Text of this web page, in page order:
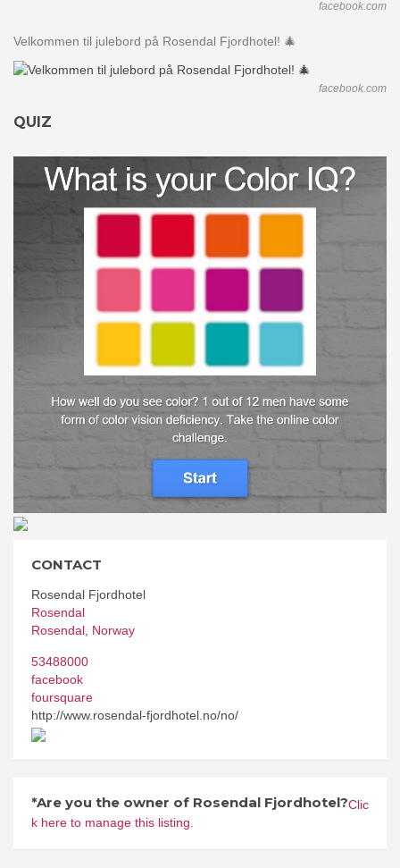
facebook.com
Velkommen til julebord på Rosendal Fjordhotel! 🎄
facebook.com
QUIZ
CONTACT
Rosendal Fjordhotel
Rosendal
Rosendal, Norway
53488000
facebook
foursquare
http://www.rosendal-fjordhotel.no/no/
*Are you the owner of Rosendal Fjordhotel?Clic
k here to manage this listing.